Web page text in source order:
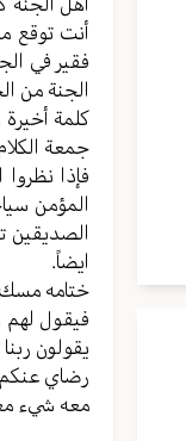
أنت توقع
فقیر في
الجنة من
کلمة
جمعة
فإذا
المؤمن
الصدیقین
ایضاً.
ختامه مسك
فیقول لهم
یقولون
رضاي عنکم
معه شيء